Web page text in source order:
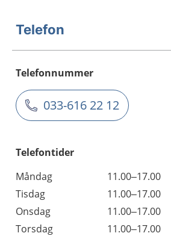
Telefon
Telefonnummer
033-616 22 12
Telefontider
Måndag
11.00–17.00
Tisdag
11.00–17.00
Onsdag
11.00–17.00
Torsdag
11.00–17.00